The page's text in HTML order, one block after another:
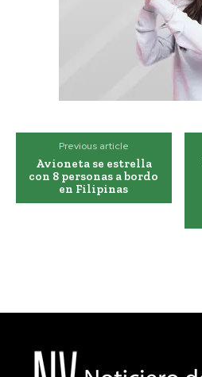
Previous article
Avioneta se estrella
con 8 personas a bordo
en Filipinas